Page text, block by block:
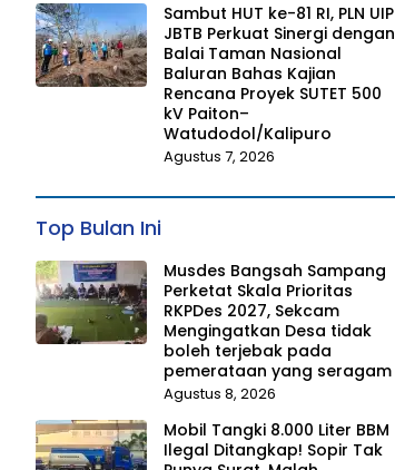
Sambut HUT ke-81 RI, PLN UIP
JBTB Perkuat Sinergi dengan
Balai Taman Nasional
Baluran Bahas Kajian
Rencana Proyek SUTET 500
kV Paiton–
Watudodol/Kalipuro
Agustus 7, 2026
Top Bulan Ini
Musdes Bangsah Sampang
Perketat Skala Prioritas
RKPDes 2027, Sekcam
Mengingatkan Desa tidak
boleh terjebak pada
pemerataan yang seragam
Agustus 8, 2026
Mobil Tangki 8.000 Liter BBM
Ilegal Ditangkap! Sopir Tak